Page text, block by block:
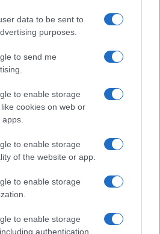
data to be sent to
purposes.
to send me
to enable storage
cookies on web or
to enable storage
of the website or app.
to enable storage
to enable storage
authentication
78
Leggi i commenti
del 07/08/2026